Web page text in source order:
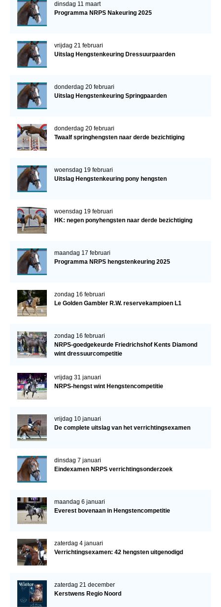
dinsdag 11 maart
Programma NRPS Nakeuring 2025
vrijdag 21 februari
Uitslag Hengstenkeuring Dressuurpaarden
donderdag 20 februari
Uitslag Hengstenkeuring Springpaarden
donderdag 20 februari
Twaalf springhengsten naar derde bezichtiging
woensdag 19 februari
Uitslag Hengstenkeuring pony hengsten
woensdag 19 februari
HK: negen ponyhengsten naar derde bezichtiging
maandag 17 februari
Programma NRPS hengstenkeuring 2025
zondag 16 februari
Le Golden Gambler R.W. reservekampioen L1
zondag 16 februari
NRPS-goedgekeurde Friedrichshof Kents Diamond
wint dressuurcompetitie
vrijdag 31 januari
NRPS-hengst wint Hengstencompetitie
vrijdag 10 januari
De complete uitslag van het verrichtingsexamen
dinsdag 7 januari
Eindexamen NRPS verrichtingsonderzoek
maandag 6 januari
Everest bovenaan in Hengstencompetitie
zaterdag 4 januari
Verrichtingsexamen: 42 hengsten uitgenodigd
zaterdag 21 december
Kerstwens Regio Noord